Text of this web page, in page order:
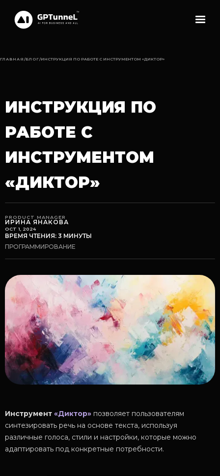
ГЛАВНАЯ /БЛОГ/ИНСТРУКЦИЯ ПО РАБОТЕ С ИНСТРУМЕНТОМ «ДИКТОР»
ИНСТРУКЦИЯ ПО
РАБОТЕ С
ИНСТРУМЕНТОМ
«ДИКТОР»
PRODUCT MANAGER
ИРИНА ЯНАКОВА
OCT 1, 2024
ВРЕМЯ ЧТЕНИЯ: 3 МИНУТЫ
ПРОГРАММИРОВАНИЕ
Инструмент «Диктор» позволяет пользователям
синтезировать речь на основе текста, используя
различные голоса, стили и настройки, которые можно
адаптировать под конкретные потребности.